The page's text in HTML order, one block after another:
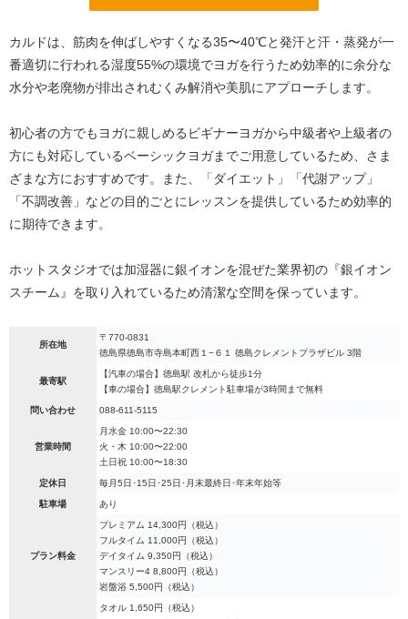
カルドは、筋肉を伸ばしやすくなる35〜40℃と発汗と汗・蒸発が一
番適切に行われる湿度55%の環境でヨガを行うため効率的に余分な
水分や老廃物が排出されむくみ解消や美肌にアプローチします。
初心者の方でもヨガに親しめるビギナーヨガから中級者や上級者の
方にも対応しているベーシックヨガまでご用意しているため、さま
ざまな方におすすめです。また、「ダイエット」「代謝アップ」
「不調改善」などの目的ごとにレッスンを提供しているため効率的
に期待できます。
ホットスタジオでは加湿器に銀イオンを混ぜた業界初の『銀イオン
スチーム』を取り入れているため清潔な空間を保っています。
所在地
〒770-0831
徳島県徳島市寺島本町西１−６１ 徳島クレメントプラザビル 3階
最寄駅
【汽車の場合】徳島駅 改札から徒歩1分
【車の場合】徳島駅クレメント駐車場が3時間まで無料
問い合わせ 088-611-5115
営業時間
月水金 10:00〜22:30
火・木 10:00〜22:00
土日祝 10:00〜18:30
定休日 毎月5日･15日･25日･月末最終日･年末年始等
駐車場 あり
プラン料金
プレミアム 14,300円（税込）
フルタイム 11,000円（税込）
デイタイム 9,350円（税込）
マンスリー4 8,800円（税込）
岩盤浴 5,500円（税込）
タオル 1,650円（税込）